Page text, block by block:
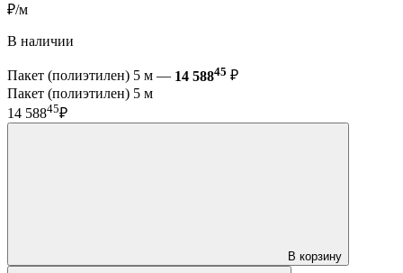
₽/м
В наличии
Пакет (полиэтилен) 5 м — 14 58845 ₽
Пакет (полиэтилен) 5 м
14 58845₽
В корзину